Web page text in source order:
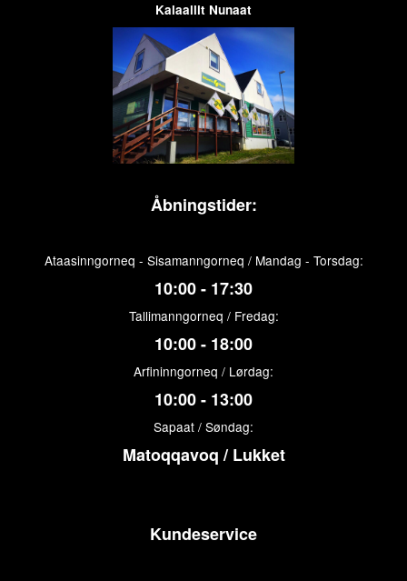
Kalaallit Nunaat
Åbningstider:
Ataasinngorneq - Sisamanngorneq / Mandag - Torsdag:
10:00 - 17:30
Tallimanngorneq / Fredag:
10:00 - 18:00
Arfininngorneq / Lørdag:
10:00 - 13:00
Sapaat / Søndag:
Matoqqavoq / Lukket
Kundeservice